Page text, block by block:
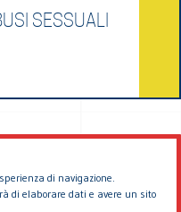
di navigazione.
di elaborare dati e avere un sito
SESSUALI